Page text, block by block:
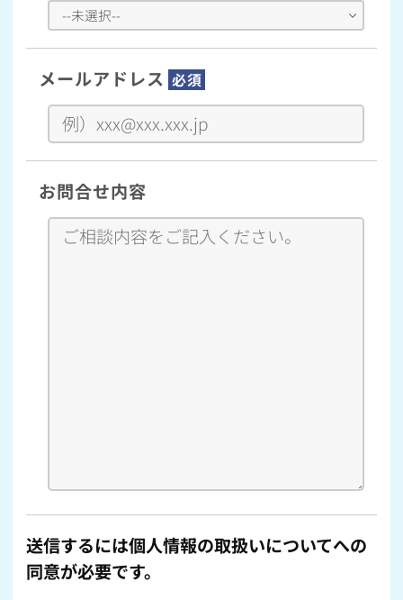
メールアドレス 必須
お問合せ内容
送信するには個人情報の取扱いについてへの
同意が必要です。